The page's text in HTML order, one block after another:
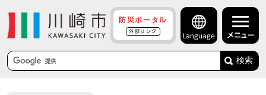
防災ポータル
外部リンク
Language メニュー
検索